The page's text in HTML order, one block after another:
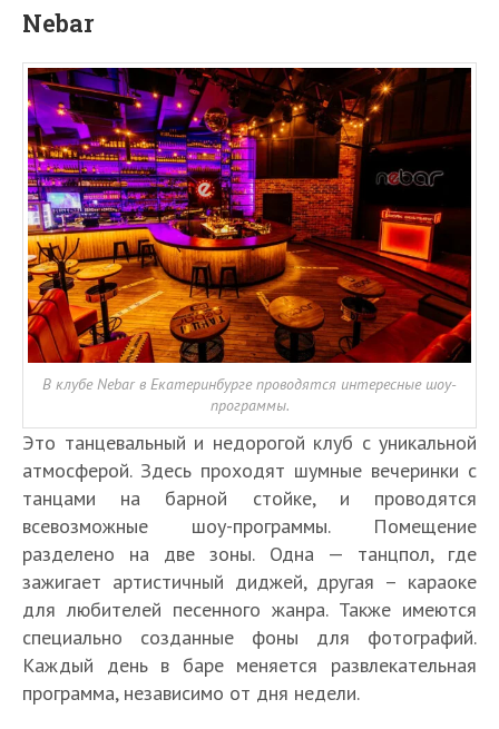
Nebar
В клубе Nebar в Екатеринбурге проводятся интересные шоу-
программы.
Это танцевальный и недорогой клуб с уникальной
атмосферой. Здесь проходят шумные вечеринки с
танцами на барной стойке, и проводятся
всевозможные шоу-программы. Помещение
разделено на две зоны. Одна — танцпол, где
зажигает артистичный диджей, другая – караоке
для любителей песенного жанра. Также имеются
специально созданные фоны для фотографий.
Каждый день в баре меняется развлекательная
программа, независимо от дня недели.